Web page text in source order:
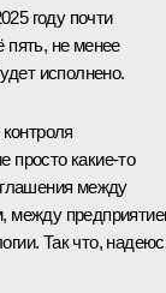
году почти
не менее
исполнено.
какие‑то
между
между
Так что,